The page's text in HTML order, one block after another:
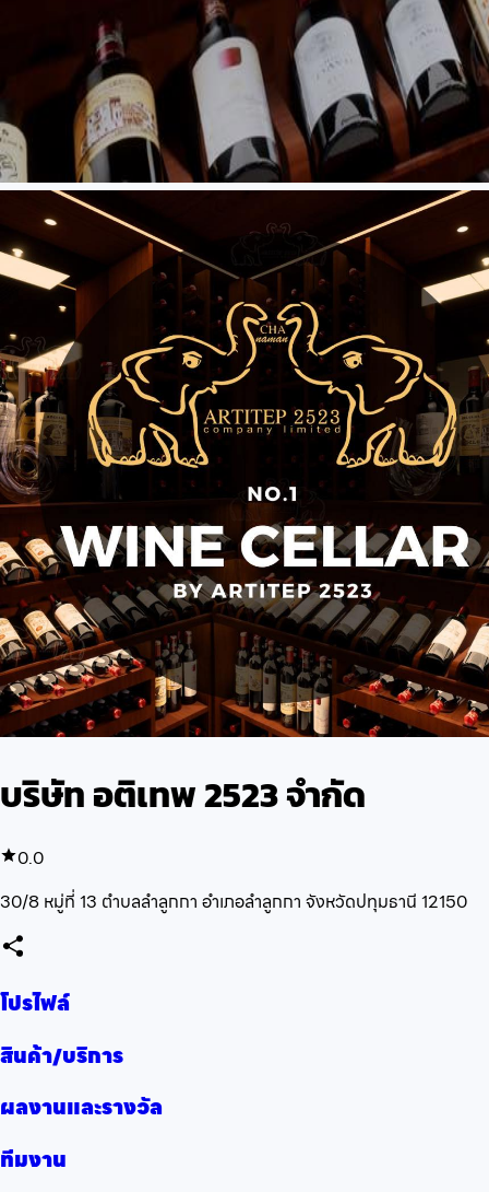
บริษัท อติเทพ 2523 จำกัด
0.0
30/8 หมู่ที่ 13 ตำบลลำลูกกา อำเภอลำลูกกา จังหวัดปทุมธานี 12150
โปรไฟล์
สินค้า/บริการ
ผลงานและรางวัล
ทีมงาน